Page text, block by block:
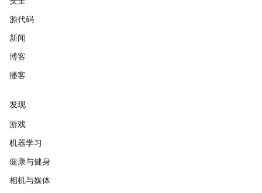
源代码
新闻
博客
播客
发现
游戏
机器学习
健康与健身
相机与媒体